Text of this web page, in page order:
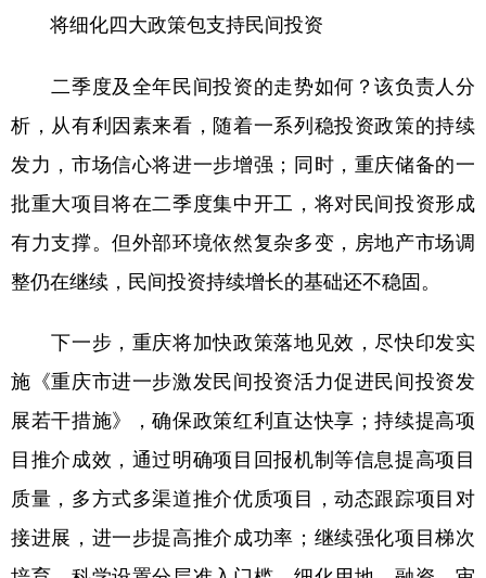
将细化四大政策包支持民间投资
二季度及全年民间投资的走势如何？该负责人分
析，从有利因素来看，随着一系列稳投资政策的持续
发力，市场信心将进一步增强；同时，重庆储备的一
批重大项目将在二季度集中开工，将对民间投资形成
有力支撑。但外部环境依然复杂多变，房地产市场调
整仍在继续，民间投资持续增长的基础还不稳固。
下一步，重庆将加快政策落地见效，尽快印发实
施《重庆市进一步激发民间投资活力促进民间投资发
展若干措施》，确保政策红利直达快享；持续提高项
目推介成效，通过明确项目回报机制等信息提高项目
质量，多方式多渠道推介优质项目，动态跟踪项目对
接进展，进一步提高推介成功率；继续强化项目梯次